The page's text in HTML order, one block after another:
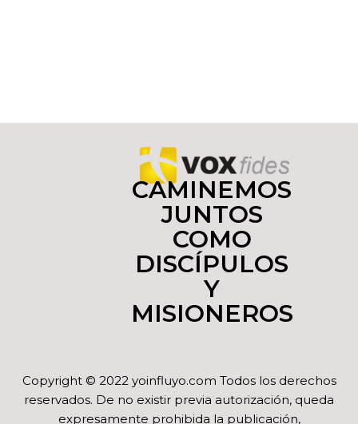
CAMINEMOS
JUNTOS
COMO
DISCÍPULOS
Y
MISIONEROS
Copyright © 2022 yoinfluyo.com Todos los derechos
reservados. De no existir previa autorización, queda
expresamente prohibida la publicación,